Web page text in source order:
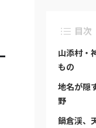
目次
山添村・
もの
地名が隠
野
鍋倉渓、